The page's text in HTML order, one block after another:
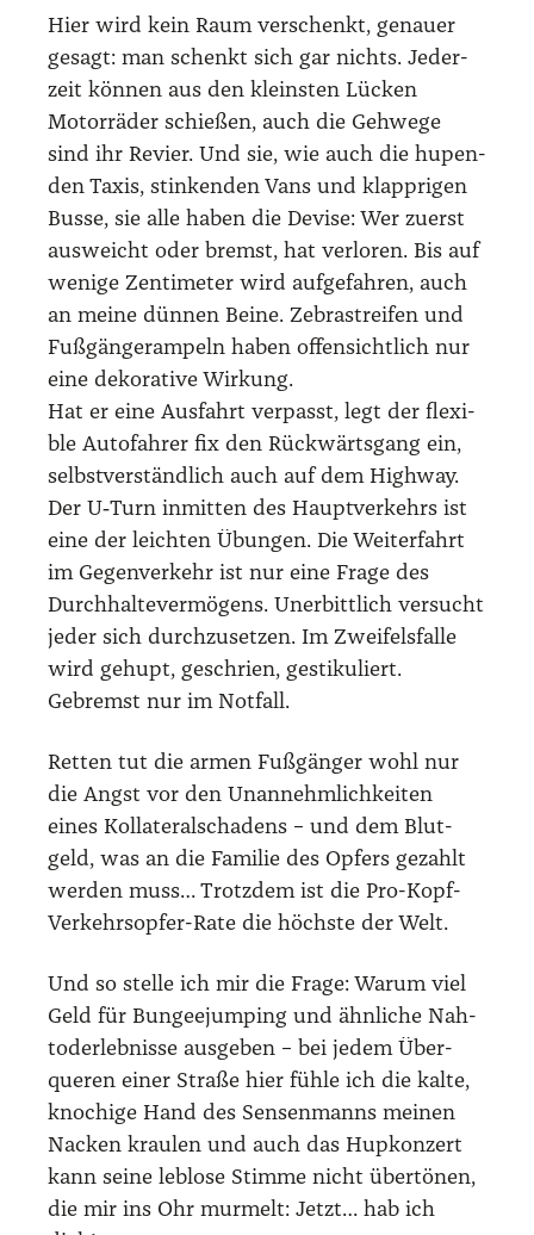
Hier wird kein Raum ver­schenkt, genau­er
gesagt: man schenkt sich gar nichts. Jeder­
zeit kön­nen aus den kleins­ten Lücken
Motor­rä­der schie­ßen, auch die Geh­we­ge
sind ihr Revier. Und sie, wie auch die hupen­
den Taxis, stin­ken­den Vans und klapp­ri­gen
Bus­se, sie alle haben die Devi­se: Wer zuerst
aus­weicht oder bremst, hat ver­lo­ren. Bis auf
weni­ge Zen­ti­me­ter wird auf­ge­fah­ren, auch
an mei­ne dün­nen Bei­ne. Zebra­strei­fen und
Fuß­gän­ger­am­peln haben offen­sicht­lich nur
eine deko­ra­ti­ve Wir­kung.
Hat er eine Aus­fahrt ver­passt, legt der fle­xi­
ble Auto­fah­rer fix den Rück­wärts­gang ein,
selbst­ver­ständ­lich auch auf dem High­way.
Der U‑Turn inmit­ten des Haupt­ver­kehrs ist
eine der leich­ten Übun­gen. Die Wei­ter­fahrt
im Gegen­ver­kehr ist nur eine Fra­ge des
Durch­hal­te­ver­mö­gens. Uner­bitt­lich ver­sucht
jeder sich durch­zu­set­zen. Im Zwei­fels­fal­le
wird gehupt, geschrien, ges­ti­ku­liert.
Gebremst nur im Not­fall.
Ret­ten tut die armen Fuß­gän­ger wohl nur
die Angst vor den Unan­nehm­lich­kei­ten
eines Kol­la­te­ral­scha­dens – und dem Blut­
geld, was an die Fami­lie des Opfers gezahlt
wer­den muss… Trotz­dem ist die Pro-Kopf-
Ver­kehrs­op­fer-Rate die höchs­te der Welt.
Und so stel­le ich mir die Fra­ge: War­um viel
Geld für Bun­gee­jum­ping und ähn­li­che Nah­
tod­erleb­nis­se aus­ge­ben – bei jedem Über­
que­ren einer Stra­ße hier füh­le ich die kal­te,
kno­chi­ge Hand des Sen­sen­manns mei­nen
Nacken krau­len und auch das Hup­kon­zert
kann sei­ne leb­lo­se Stim­me nicht über­tö­nen,
die mir ins Ohr mur­melt: Jetzt… hab ich